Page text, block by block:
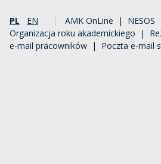
PL EN AMK OnLine | NESOS
Organizacja roku akademickiego |
e-mail pracowników | Poczta e-mail